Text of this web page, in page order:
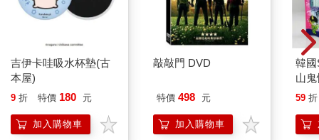
吉伊卡哇吸水杯墊(古
本屋)
9 折 特價 180 元
加入購物車
敲敲門 DVD
特價 498 元
加入購物車
韓
山
450
59 折